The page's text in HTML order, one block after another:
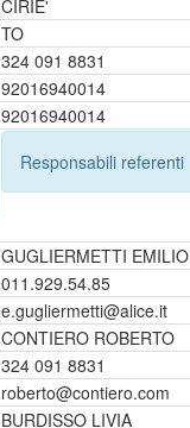
CIRIE'
TO
324 091 8831
92016940014
92016940014
Responsabili referenti
GUGLIERMETTI EMILIO
011.929.54.85
e.gugliermetti@alice.it
CONTIERO ROBERTO
324 091 8831
roberto@contiero.com
BURDISSO LIVIA